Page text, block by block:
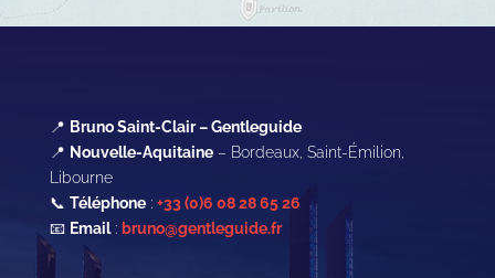
📍 Bruno Saint-Clair – Gentleguide
📍 Nouvelle-Aquitaine– Bordeaux, Saint-Émilion,
Libourne
📞 Téléphone: +33 (0)6 08 28 65 26
📧 Email: bruno@gentleguide.fr